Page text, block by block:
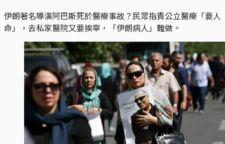
伊朗著名導演阿巴斯死於醫療事故？民眾指責公立醫療「要人
命」，去私家醫院又要挨宰，「伊朗病人」難做。